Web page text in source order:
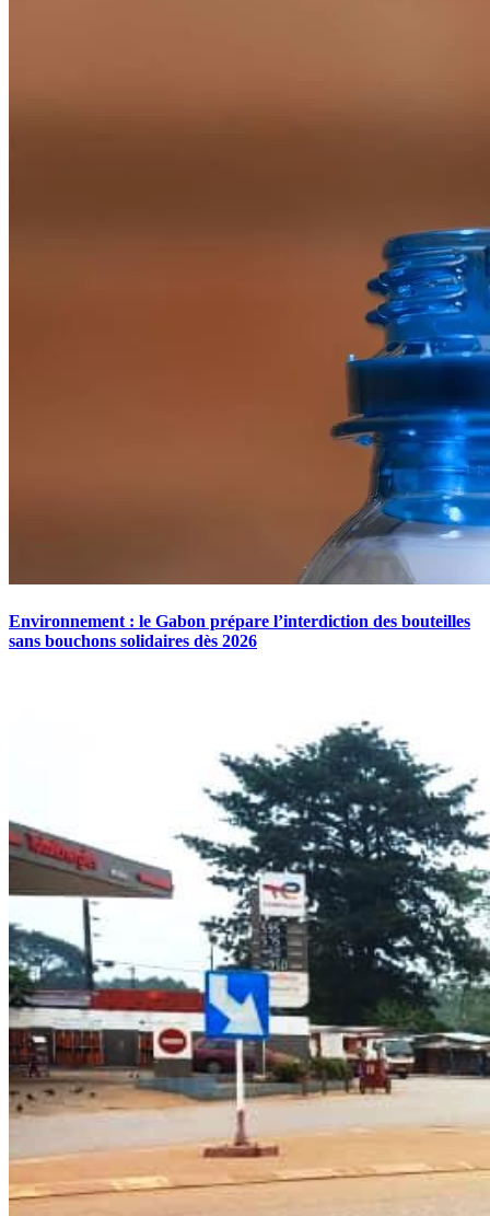
Environnement : le Gabon prépare l’interdiction des bouteilles
sans bouchons solidaires dès 2026